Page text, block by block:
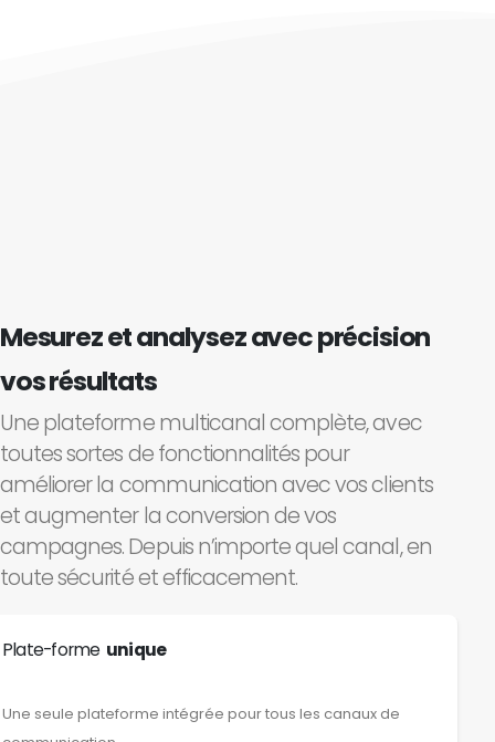
Mesurez et analysez avec précision
vos résultats
Une plateforme multicanal complète, avec
toutes sortes de fonctionnalités pour
améliorer la communication avec vos clients
et augmenter la conversion de vos
campagnes. Depuis n’importe quel canal, en
toute sécurité et efficacement.
Plate-forme unique
Une seule plateforme intégrée pour tous les canaux de